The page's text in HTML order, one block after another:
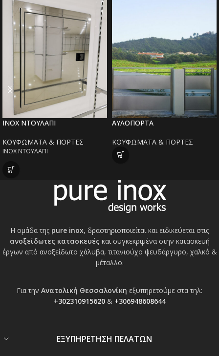
INOX ΝΤΟΥΛΑΠΙ
ΚΟΥΦΩΜΑΤΑ & ΠΟΡΤΕΣ
INOX ΝΤΟΥΛΑΠΙ
ΑΥΛΟΠΟΡΤΑ
ΚΟΥΦΩΜΑΤΑ & ΠΟΡΤΕΣ
Η ομάδα της pure inox, δραστηριοποιείται και ειδικεύεται στις
ανοξείδωτες κατασκευές και συγκεκριμένα στην κατασκευή
έργων από ανοξείδωτο χάλυβα, τιτανιούχο ψευδάργυρο, χαλκό &
μέταλλο.
Για την Ανατολική Θεσσαλονίκη εξυπηρετούμε στα τηλ:
+302310915620& +306948608644
ΕΞΥΠΗΡΕΤΗΣΗ ΠΕΛΑΤΩΝ